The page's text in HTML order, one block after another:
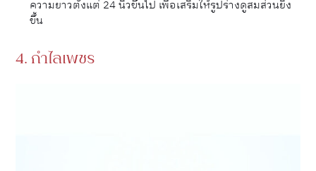
ความยาวตั้งแต่ 24 นิ้วขึ้นไป เพื่อเสริมให้รูปร่างดูสมส่วนยิ่ง
ขึ้น
4. กำไลเพชร